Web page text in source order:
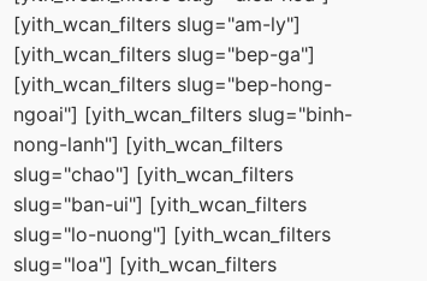
[yith_wcan_filters slug="am-ly"]
[yith_wcan_filters slug="bep-ga"]
[yith_wcan_filters slug="bep-hong-
ngoai"] [yith_wcan_filters slug="binh-
nong-lanh"] [yith_wcan_filters
slug="chao"] [yith_wcan_filters
slug="ban-ui"] [yith_wcan_filters
slug="lo-nuong"] [yith_wcan_filters
slug="loa"] [yith_wcan_filters